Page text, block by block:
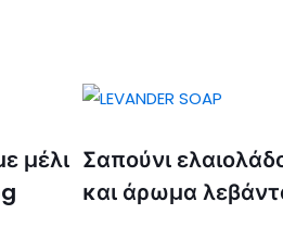
μέλι Σαπούνι
και άρωμα